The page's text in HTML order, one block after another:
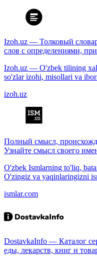
Izoh.uz — Толковый
слов с определениями,
Izoh.uz — O'zbek tilining
so'zlar izohi, misollari va
izoh.uz
Полный смысл,
Узнайте смысл своего
O'zbek Ismlarning to'liq,
O'zingiz va yaqinlaringizni
ismlar.com
DostavkaInfo — Каталог
еды, лекарств, книг и